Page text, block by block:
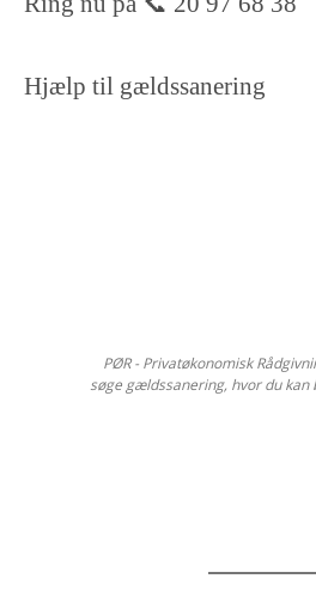
Hjælp til gældssanering
PØR - Privatøkonomisk
søge gældssanering, hvor du